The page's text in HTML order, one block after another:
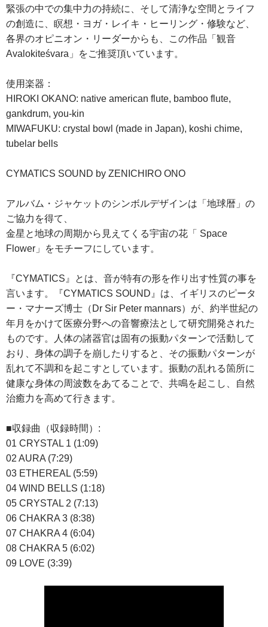
緊張の中での集中力の持続に、そして清浄な空間とライフ
の創造に、瞑想・ヨガ・レイキ・ヒーリング・修験など、
各界のオピニオン・リーダーからも、この作品「観音
Avalokiteśvara」をご推奨頂いています。
使用楽器：
HIROKI OKANO: native american flute, bamboo flute,
gankdrum, you-kin
MIWAFUKU: crystal bowl (made in Japan), koshi chime,
tubelar bells
CYMATICS SOUND by ZENICHIRO ONO
アルバム・ジャケットのシンボルデザインは「地球暦」の
ご協力を得て、
金星と地球の周期から見えてくる宇宙の花「 Space
Flower」をモチーフにしています。
『CYMATICS』とは、音が特有の形を作り出す性質の事を
言います。『CYMATICS SOUND』は、イギリスのピータ
ー・マナーズ博士（Dr Sir Peter mannars）が、約半世紀の
年月をかけて医療分野への音響療法として研究開発された
ものです。人体の諸器官は固有の振動パターンで活動して
おり、身体の調子を崩したりすると、その振動パターンが
乱れて不調和を起こすとしています。振動の乱れる箇所に
健康な身体の周波数をあてることで、共鳴を起こし、自然
治癒力を高めて行きます。
■収録曲（収録時間）:
01 CRYSTAL 1 (1:09)
02 AURA (7:29)
03 ETHEREAL (5:59)
04 WIND BELLS (1:18)
05 CRYSTAL 2 (7:13)
06 CHAKRA 3 (8:38)
07 CHAKRA 4 (6:04)
08 CHAKRA 5 (6:02)
09 LOVE (3:39)